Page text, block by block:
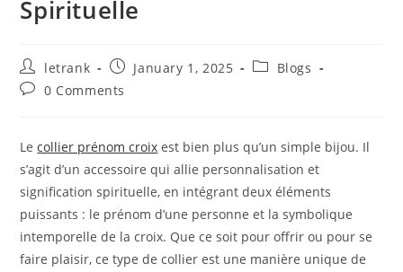
Spirituelle
Post
author:
letrank
Post
published:
January 1, 2025
PostBlogs
Post0 Comments
Lecollier prénom croix est bien plus qu’un simple bijou. Il
s’agit d’un accessoire qui allie personnalisation et
signification spirituelle, en intégrant deux éléments
puissants : le prénom d’une personne et la symbolique
intemporelle de la croix. Que ce soit pour offrir ou pour se
faire plaisir, ce type de collier est une manière unique de